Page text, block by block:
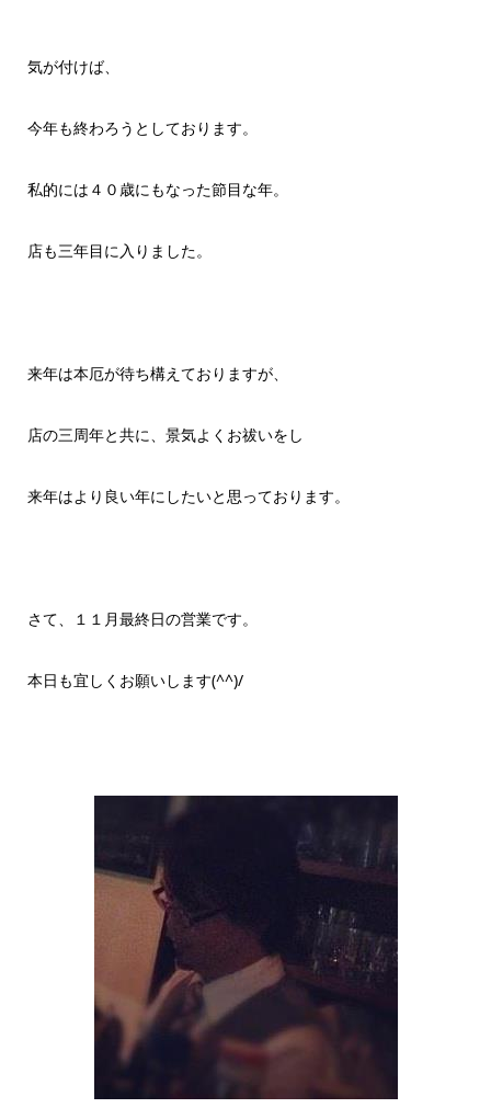
気が付けば、
今年も終わろうとしております。
私的には４０歳にもなった節目な年。
店も三年目に入りました。
来年は本厄が待ち構えておりますが、
店の三周年と共に、景気よくお祓いをし
来年はより良い年にしたいと思っております。
さて、１１月最終日の営業です。
本日も宜しくお願いします(^^)/